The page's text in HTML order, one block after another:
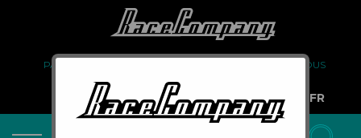
PARTENARIAT
À PROPOS DE NOUS
COMPTE PRO
FR